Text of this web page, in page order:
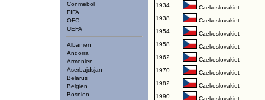
Conmebol
FIFA
OFC
UEFA
Albanien
Andorra
Armenien
Aserbajdsjan
Belarus
Belgien
Bosnien
1934
Czekoslovakiet
1938
Czekoslovakiet
1954
Czekoslovakiet
1958
Czekoslovakiet
1962
Czekoslovakiet
1970
Czekoslovakiet
1982
Czekoslovakiet
1990
Czekoslovakiet